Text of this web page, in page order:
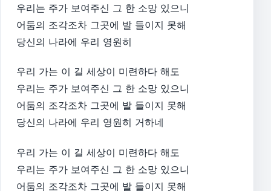
우리는 주가 보여주신 그 한 소망 있으니
어둠의 조각조차 그곳에 발 들이지 못해
당신의 나라에 우리 영원히
우리 가는 이 길 세상이 미련하다 해도
우리는 주가 보여주신 그 한 소망 있으니
어둠의 조각조차 그곳에 발 들이지 못해
당신의 나라에 우리 영원히 거하네
우리 가는 이 길 세상이 미련하다 해도
우리는 주가 보여주신 그 한 소망 있으니
어둠의 조각조차 그곳에 발 들이지 못해